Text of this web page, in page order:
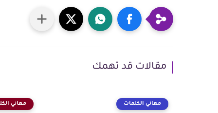
مقالات قد تهمك
معاني الكلمات معاني